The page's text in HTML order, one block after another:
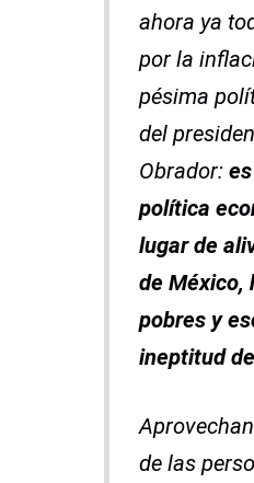
ahora ya
por la
pésima
del
Obrador:
política
lugar de
de México,
pobres y
ineptitud
de las